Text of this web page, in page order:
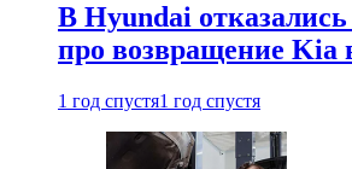
В Hyundai отказались
про возвращение Kia
1 год спустя1 год спустя